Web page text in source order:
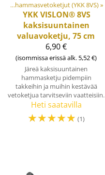
Vahvat valuhammasvetoketjut (YKK 8VS)‪»
YKKVISLON® 8VS
kaksisuuntainen
valuavoketju, 75 cm
6,90 €
(isommissa erissä alk. 5,52 €)
Järeä kaksisuuntainen
hammasketju pidempiin
takkeihin ja muihin kestävää
vetoketjua tarvitseviin vaatteisiin.
Heti saatavilla
☆☆☆☆☆ (1)
ja tarvikkeet‪» Vetoketjut ‪»